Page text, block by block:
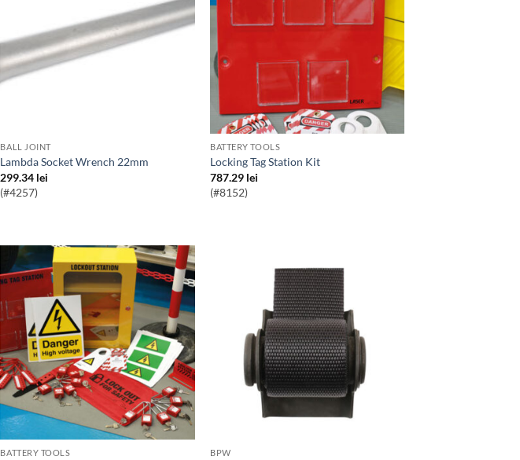
BALL JOINT
Lambda Socket Wrench 22mm
299.34 lei
(#4257)
BATTERY TOOLS
Locking Tag Station Kit
787.29 lei
(#8152)
BATTERY TOOLS BPW